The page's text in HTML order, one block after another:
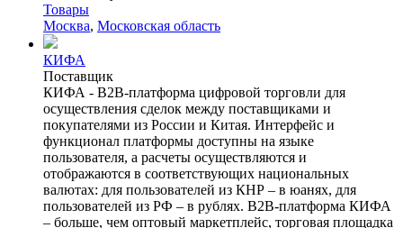
Товары
Москва, Московская область
КИФА
Поставщик
КИФА - B2B-платформа цифровой торговли для
осуществления сделок между поставщиками и
покупателями из России и Китая. Интерфейс и
функционал платформы доступны на языке
пользователя, а расчеты осуществляются и
отображаются в соответствующих национальных
валютах: для пользователей из КНР – в юанях, для
пользователей из РФ – в рублях. B2B-платформа КИФА
– больше, чем оптовый маркетплейс, торговая площадка